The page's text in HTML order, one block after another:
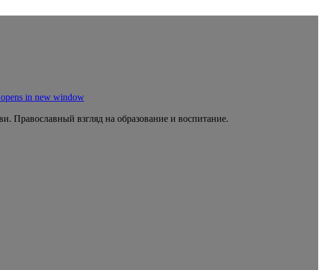
in new window
Православный взгляд на образование и воспитание.